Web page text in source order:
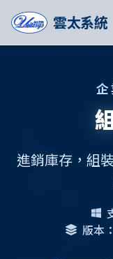
雲太系統
進銷庫存，組
版本